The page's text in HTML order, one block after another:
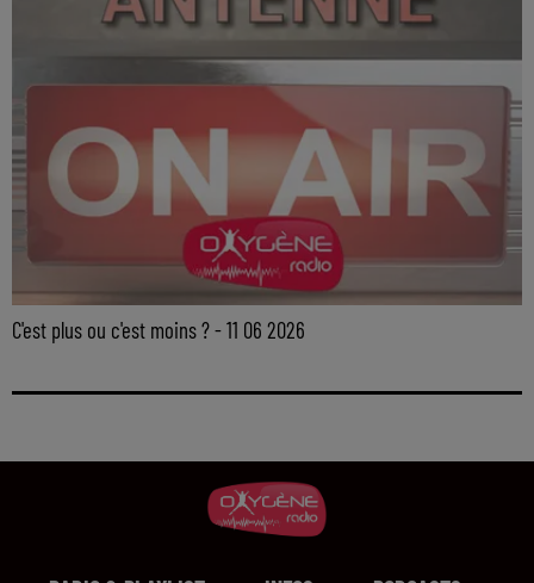
C'est plus ou c'est moins ? - 11 06 2026